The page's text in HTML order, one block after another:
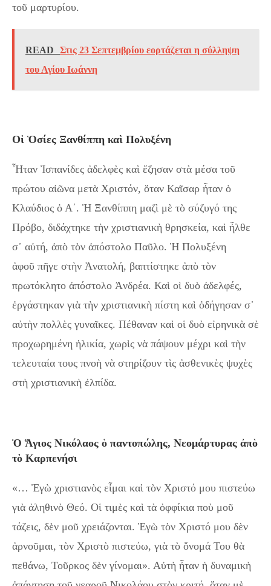
τοῦ μαρτυρίου.
READ
Στις 23 Σεπτεμβρίου εορτάζεται η σύλληψη
του Αγίου Ιωάννη
Οἱ Ὁσίες Ξανθίππη καὶ Πολυξένη
Ἦταν Ἰσπανίδες ἀδελφὲς καὶ ἔζησαν στὰ μέσα τοῦ
πρώτου αἰῶνα μετὰ Χριστόν, ὅταν Καῖσαρ ἦταν ὁ
Κλαύδιος ὁ Α´. Ἡ Ξανθίππη μαζὶ μὲ τὸ σύζυγό της
Πρόβο, διδάχτηκε τὴν χριστιανικὴ θρησκεία, καὶ ἦλθε
σ᾿ αὐτή, ἀπὸ τὸν ἀπόστολο Παῦλο. Ἡ Πολυξένη
ἀφοῦ πῆγε στὴν Ἀνατολή, βαπτίστηκε ἀπὸ τὸν
πρωτόκλητο ἀπόστολο Ἀνδρέα. Καὶ οἱ δυὸ ἀδελφές,
ἐργάστηκαν γιὰ τὴν χριστιανικὴ πίστη καὶ ὁδήγησαν σ᾿
αὐτὴν πολλὲς γυναῖκες. Πέθαναν καὶ οἱ δυὸ εἰρηνικὰ σὲ
προχωρημένη ἡλικία, χωρὶς νὰ πάψουν μέχρι καὶ τὴν
τελευταία τους πνοὴ νὰ στηρίζουν τὶς ἀσθενικὲς ψυχὲς
στὴ χριστιανικὴ ἐλπίδα.
Ὁ Ἅγιος Νικόλαος ὁ παντοπώλης, Νεομάρτυρας ἀπὸ
τὸ Καρπενήσι
«… Ἐγὼ χριστιανὸς εἶμαι καὶ τὸν Χριστό μου πιστεύω
γιὰ ἀληθινὸ Θεό. Οἱ τιμὲς καὶ τὰ ὀφφίκια ποὺ μοῦ
τάζεις, δὲν μοῦ χρειάζονται. Ἐγὼ τὸν Χριστό μου δὲν
ἀρνοῦμαι, τὸν Χριστὸ πιστεύω, γιὰ τὸ ὄνομά Του θὰ
πεθάνω, Τοῦρκος δὲν γίνομαι». Αὐτὴ ἦταν ἡ δυναμικὴ